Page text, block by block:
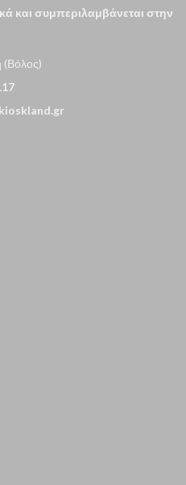
και συμπεριλαμβάνεται στην
(Βόλος)